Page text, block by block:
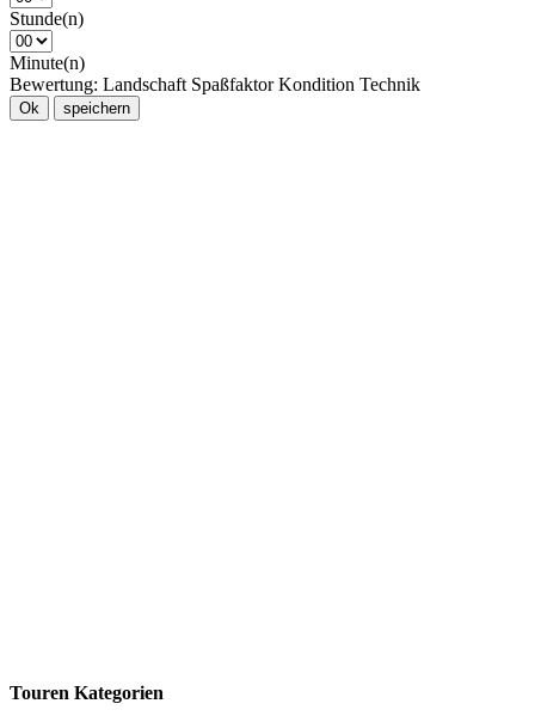
Stunde(n)
Minute(n)
Bewertung: Landschaft Spaßfaktor Kondition Technik
Ok speichern
Touren Kategorien